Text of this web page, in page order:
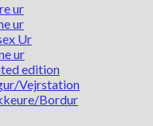
ur
ur
Ur
ur
edition
Vejrstation
Bordur